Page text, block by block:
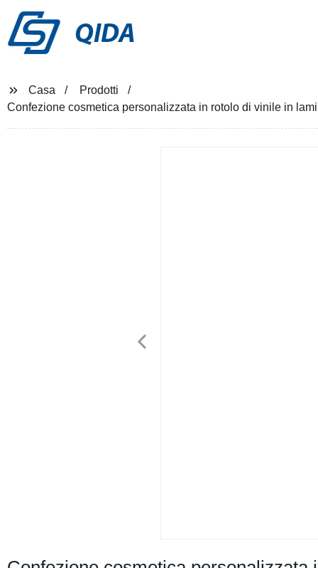
QIDA
Casa
Prodotti
Confezione cosmetica personalizzata in rotolo di vinile in